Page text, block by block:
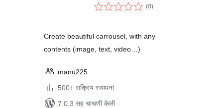
(0एकूण
मूल्यांकन
)
Create beautiful carrousel, with any
contents (image, text, video…)
manu225
500+ सक्रिय स्थापना
7.0.3 सह चाचणी केली